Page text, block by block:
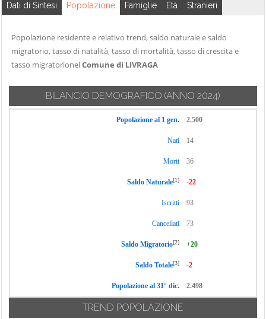
Dati di Sintesi Popolazione Famiglie Età Stranieri
Popolazione residente e relativo trend, saldo naturale e saldo
migratorio, tasso di natalità, tasso di mortalità, tasso di crescita e
tasso migratorionelComune di LIVRAGA
BILANCIO DEMOGRAFICO (ANNO 2024)
Popolazione al 1 gen. 2.500
Nati 14
Morti 36
Saldo Naturale[1] -22
Iscritti 93
Cancellati 73
Saldo Migratorio[2] +20
Saldo Totale[3] -2
Popolazione al 31° dic. 2.498
TREND POPOLAZIONE